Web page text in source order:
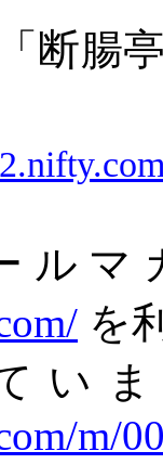
断腸
マ
を
い
m/